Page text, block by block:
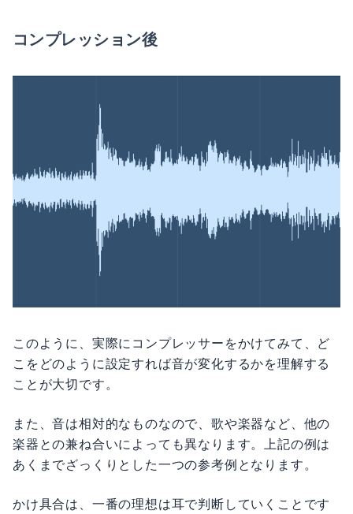
コンプレッション後
このように、実際にコンプレッサーをかけてみて、ど
こをどのように設定すれば音が変化するかを理解する
ことが大切です。
また、音は相対的なものなので、歌や楽器など、他の
楽器との兼ね合いによっても異なります。上記の例は
あくまでざっくりとした一つの参考例となります。
かけ具合は、一番の理想は耳で判断していくことです